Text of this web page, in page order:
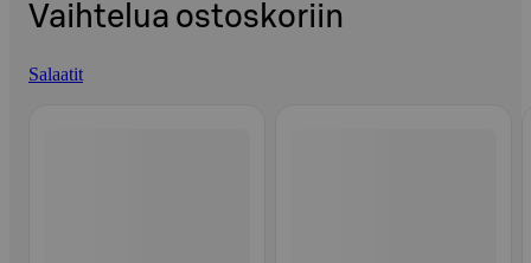
Vaihtelua ostoskoriin
Salaatit